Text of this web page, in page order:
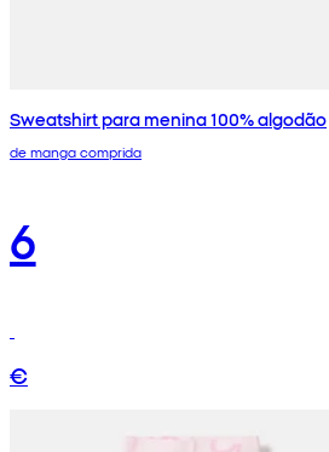
Sweatshirt para menina 100% algodão
de manga comprida
6
€